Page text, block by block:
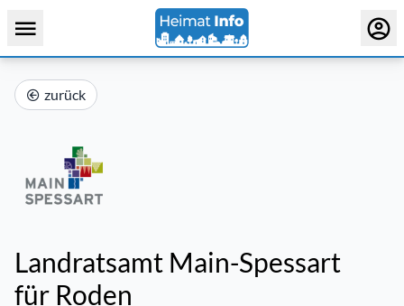
zurück
Landratsamt Main-Spessart
für Roden